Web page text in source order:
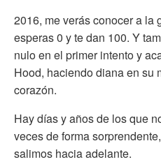
2016, me verás conocer a la
esperas 0 y te dan 100. Y
nulo en el primer intento y
Hood, haciendo diana en su
corazón.
Hay días y años de los que
veces de forma
salimos hacia adelante.